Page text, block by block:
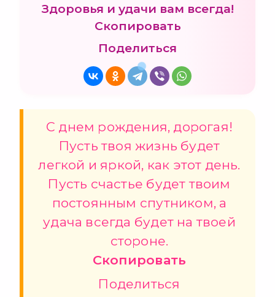
Здоровья и удачи вам всегда!
Скопировать
Поделиться
С днем рождения, дорогая!
Пусть твоя жизнь будет
легкой и яркой, как этот день.
Пусть счастье будет твоим
постоянным спутником, а
удача всегда будет на твоей
стороне.
Скопировать
Поделиться